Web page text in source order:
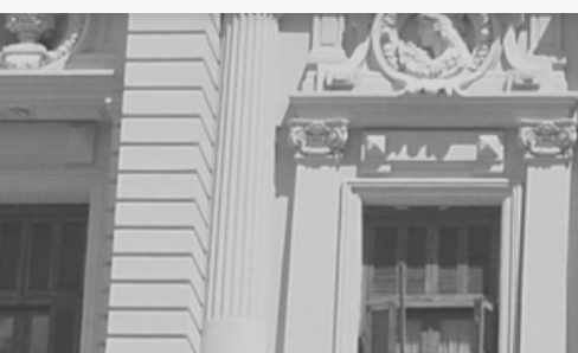
Biología
Física
Geociencias
Informática
Matemática